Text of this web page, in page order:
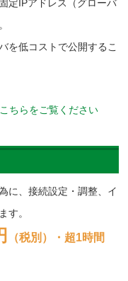
定IPアドレス（グローバ
を低コストで公開するこ
ちらをご覧ください
に、接続設定・調整、イ
す。
（税別） ・超1時間